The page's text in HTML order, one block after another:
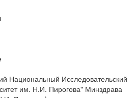
Национальный Исследовательский
им. Н.И. Пирогова" Минздрава